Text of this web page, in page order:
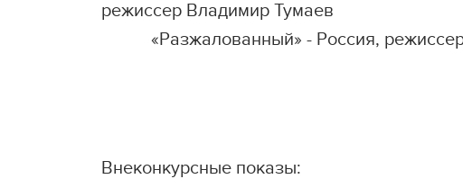
режиссер Владимир Тумаев
«Разжалованный» - Россия, режиссер
Внеконкурсные показы: